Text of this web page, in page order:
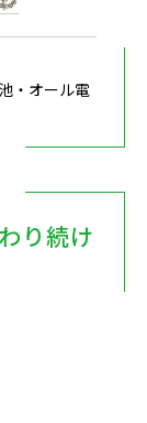
・オール電
り続け